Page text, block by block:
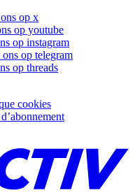
op x
op youtube
op instagram
op telegram
op threads
cookies